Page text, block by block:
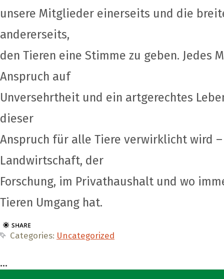
unsere Mitglieder einerseits und die
andererseits,
den Tieren eine Stimme zu geben. Jedes
Anspruch auf
Unversehrtheit und ein artgerechtes
dieser
Anspruch für alle Tiere verwirklicht wird
Landwirtschaft, der
Forschung, im Privathaushalt und wo
Tieren Umgang hat.
Categories: Uncategorized
...